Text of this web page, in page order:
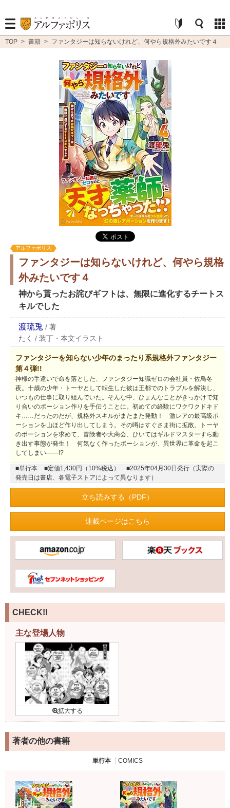
TOP > 書籍 > ファンタジーは知らないけれど、何やら規格外みたいです４
アルファポリス
ファンタジーは知らないけれど、何やら規格
外みたいです４
神から貰ったお詫びギフトは、無限に進化するチートス
キルでした
渡琉兎 / 著
たく / 装丁・本文イラスト
ファンタジーを知らない少年のまったり系規格外ファンタジー
第４弾!!
神様の手違いで命を落とした、ファンタジー知識ゼロの会社員・佐鳥冬
夜。十歳の少年・トーヤとして転生した彼は王都でのトラブルを解決し、
いつもの仕事に取り組んでいた。そんな中、ひょんなことがきっかけで知
り合いのポーション作りを手伝うことに。初めての経験にワクワクドキド
キ……だったのだが、規格外スキルがまたまた発動！ 激レアの最高級ポ
ーションを山ほど作り出してしまう。その噂はすぐさま街に拡散。トーヤ
のポーションを求めて、冒険者や大商会、ひいてはギルドマスターすら動
き出す事態が発生！ 何気なく作ったポーションが、異世界に革命を起こ
してしまい――!?
■単行本 ■定価1,430円（10%税込）
■2025年04月30日発行（実際の
発売日は書店、各電子ストアによって異なります）
立ち読みする（PDF）
連載ページはこちら
CHECK!!
主な登場人物
著者の他の書籍
単行本 COMICS